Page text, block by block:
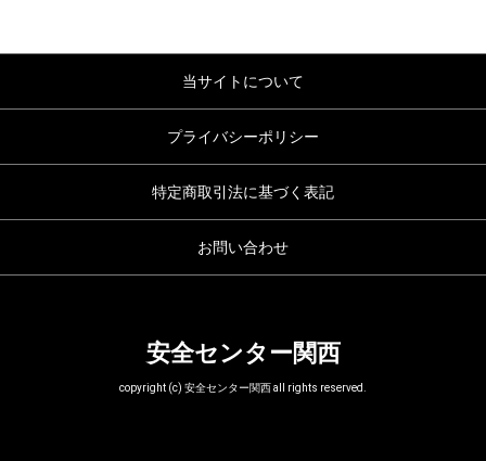
当サイトについて
プライバシーポリシー
特定商取引法に基づく表記
お問い合わせ
安全センター関西
copyright (c) 安全センター関西 all rights reserved.